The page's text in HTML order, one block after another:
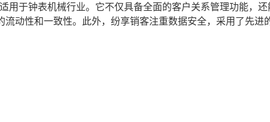
用于钟表机械行业。它不仅具备全面的客户关系管理功能，
动性和一致性。此外，纷享销客注重数据安全，采用了先进